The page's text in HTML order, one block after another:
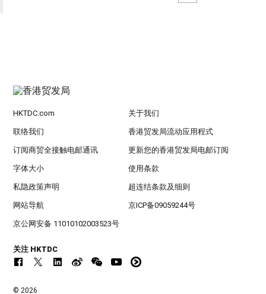
HKTDC.com 关于我们
联络我们 香港贸发局流动应用程式
订阅商贸全接触电邮通讯 更新您的香港贸发局电邮订阅
字体大小 使用条款
私隐政策声明 超连结条款及细则
网站导航 京ICP备09059244号
京公网安备 11010102003523号
关注 HKTDC
© 2026